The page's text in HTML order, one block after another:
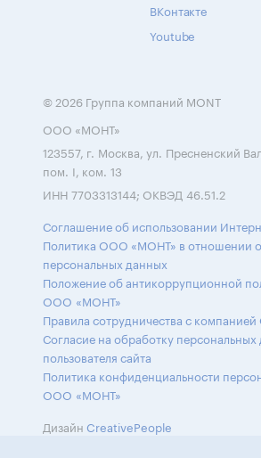
ВКонтакте
Youtube
© 2026 Группа компаний MONT
ООО «МОНТ»
123557, г. Москва, ул. Пресненский
пом. I, ком. 13
ИНН 7703313144; ОКВЭД 46.51.2
Соглашение об использовании
Политика ООО «МОНТ» в отношении
персональных данных
Положение об антикоррупционной
ООО «МОНТ»
Правила сотрудничества с
Согласие на обработку
пользователя сайта
Политика конфиденциальности
ООО «МОНТ»
Дизайн CreativePeople